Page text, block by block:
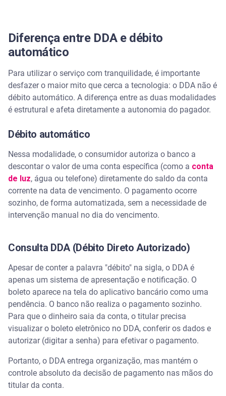
Diferença entre DDA e débito
automático
Para utilizar o serviço com tranquilidade, é importante
desfazer o maior mito que cerca a tecnologia: o DDA não é
débito automático. A diferença entre as duas modalidades
é estrutural e afeta diretamente a autonomia do pagador.
Débito automático
Nessa modalidade, o consumidor autoriza o banco a
descontar o valor de uma conta específica (como a conta
de luz, água ou telefone) diretamente do saldo da conta
corrente na data de vencimento. O pagamento ocorre
sozinho, de forma automatizada, sem a necessidade de
intervenção manual no dia do vencimento.
Consulta DDA (Débito Direto Autorizado)
Apesar de conter a palavra "débito" na sigla, o DDA é
apenas um sistema de apresentação e notificação. O
boleto aparece na tela do aplicativo bancário como uma
pendência. O banco não realiza o pagamento sozinho.
Para que o dinheiro saia da conta, o titular precisa
visualizar o boleto eletrônico no DDA, conferir os dados e
autorizar (digitar a senha) para efetivar o pagamento.
Portanto, o DDA entrega organização, mas mantém o
controle absoluto da decisão de pagamento nas mãos do
titular da conta.